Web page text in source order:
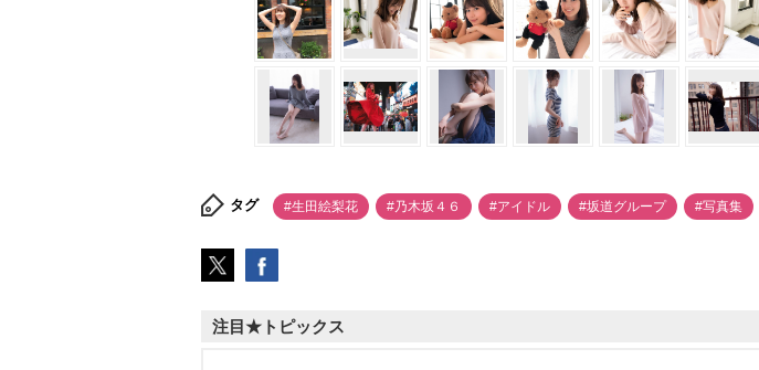
タグ #生田絵梨花 #乃木坂４６ #アイドル #坂道グループ #写真集
注目★トピックス